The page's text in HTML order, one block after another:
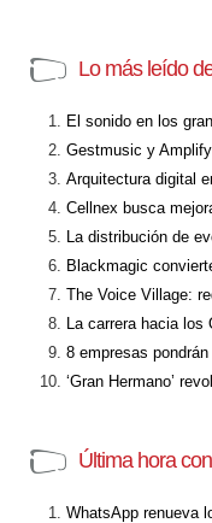
Lo más leído
El sonido en los
Gestmusic y
Arquitectura digital
Cellnex busca
La distribución de
Blackmagic
The Voice Village:
La carrera hacia
8 empresas
‘Gran Hermano’
Última hora
WhatsApp renueva